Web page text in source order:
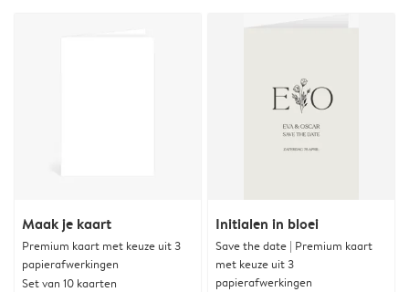
Maak je kaart
Premium kaart met keuze uit 3
papierafwerkingen
Set van 10 kaarten
Initialen in bloei
Save the date | Premium kaart
met keuze uit 3
papierafwerkingen